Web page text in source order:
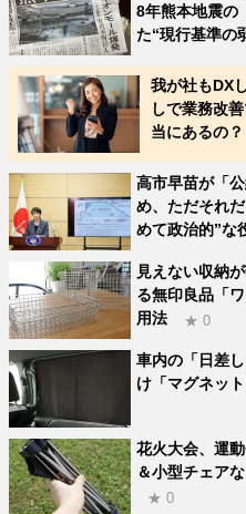
8年熊本地震の
た“現行基準の
我が社もDX
しで業務改
当にあるの？
高市早苗が「
め、ただそれ
めて政治的”な
見えない収納
る無印良品「
用法
★ 0
車内の「日差
け「マグネッ
花火大会、運
＆小型チェア
★ 0